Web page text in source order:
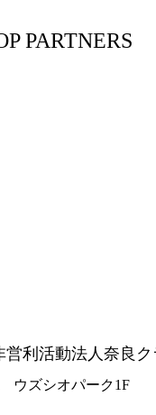
PARTNERS
利活動法人奈良ク
ウズシオパーク1F